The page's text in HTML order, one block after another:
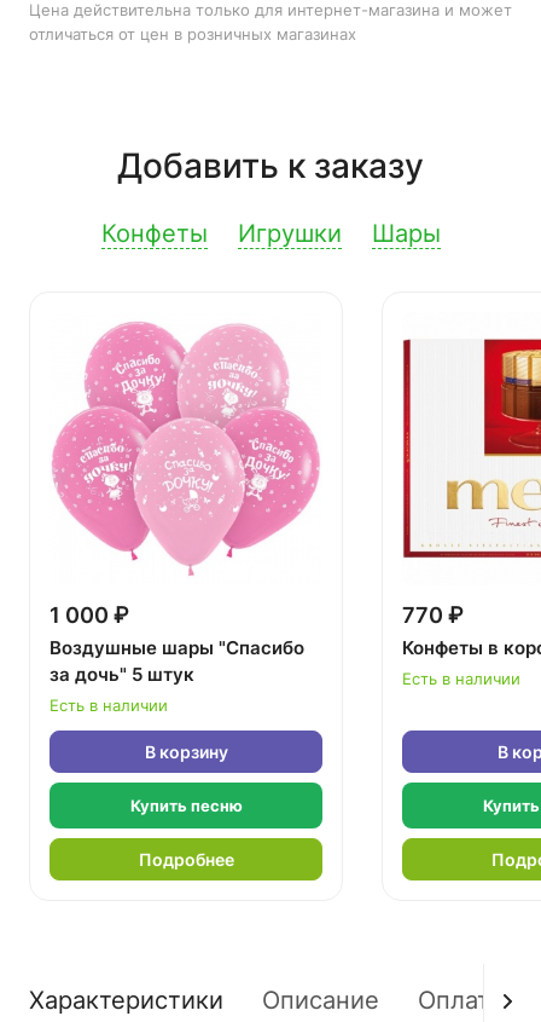
Цена действительна только для интернет-магазина и может
отличаться от цен в розничных магазинах
Добавить к заказу
Конфеты Игрушки Шары
1 000 ₽
Воздушные шары "Спасибо
за дочь" 5 штук
Есть в наличии
В корзину
Купить песню
Подробнее
770 ₽
Конфеты в
Есть в наличии
В
Характеристики Описание Оплата